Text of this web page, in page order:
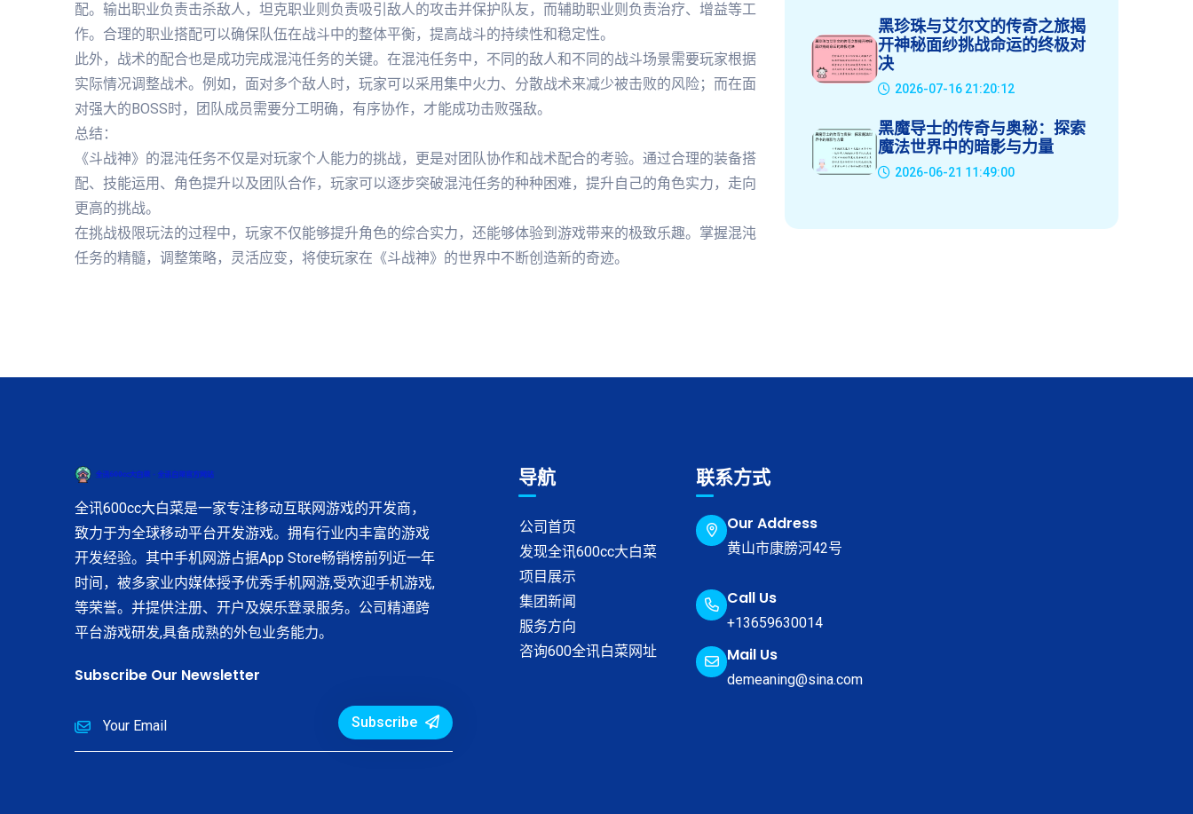
配。输出职业负责击杀敌人，坦克职业则负责吸引敌人的攻击并保护队友，而辅助职业则负责治疗、增益等工
作。合理的职业搭配可以确保队伍在战斗中的整体平衡，提高战斗的持续性和稳定性。
此外，战术的配合也是成功完成混沌任务的关键。在混沌任务中，不同的敌人和不同的战斗场景需要玩家根据
实际情况调整战术。例如，面对多个敌人时，玩家可以采用集中火力、分散战术来减少被击败的风险；而在面
对强大的BOSS时，团队成员需要分工明确，有序协作，才能成功击败强敌。
总结：
《斗战神》的混沌任务不仅是对玩家个人能力的挑战，更是对团队协作和战术配合的考验。通过合理的装备搭
配、技能运用、角色提升以及团队合作，玩家可以逐步突破混沌任务的种种困难，提升自己的角色实力，走向
更高的挑战。
在挑战极限玩法的过程中，玩家不仅能够提升角色的综合实力，还能够体验到游戏带来的极致乐趣。掌握混沌
任务的精髓，调整策略，灵活应变，将使玩家在《斗战神》的世界中不断创造新的奇迹。
黑珍珠与艾尔文的传奇之旅揭
开神秘面纱挑战命运的终极对
决
2026-07-16 21:20:12
黑魔导士的传奇与奥秘：探索
魔法世界中的暗影与力量
2026-06-21 11:49:00
全讯600cc大白菜是一家专注移动互联网游戏的开发商，
致力于为全球移动平台开发游戏。拥有行业内丰富的游戏
开发经验。其中手机网游占据App Store畅销榜前列近一年
时间，被多家业内媒体授予优秀手机网游,受欢迎手机游戏,
等荣誉。并提供注册、开户及娱乐登录服务。公司精通跨
平台游戏研发,具备成熟的外包业务能力。
Subscribe Our Newsletter
Subscribe
导航
公司首页
发现全讯600cc大白菜
项目展示
集团新闻
服务方向
咨询600全讯白菜网址
联系方式
Our Address
黄山市康膀河42号
Call Us
+13659630014
Mail Us
demeaning@sina.com